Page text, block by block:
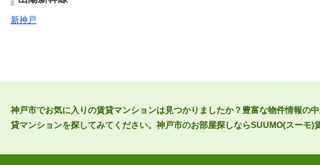
新神戸
神戸市でお気に入りの賃貸マンションは見つかりましたか？豊富な物件情報の
貸マンションを探してみてください。神戸市のお部屋探しならSUUMO(スーモ)